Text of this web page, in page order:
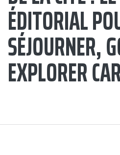
ÉDITORIAL
SÉJOURNER,
EXPLORER